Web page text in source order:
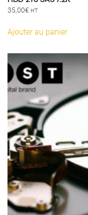
35,00€ HT
Ajouter au panier